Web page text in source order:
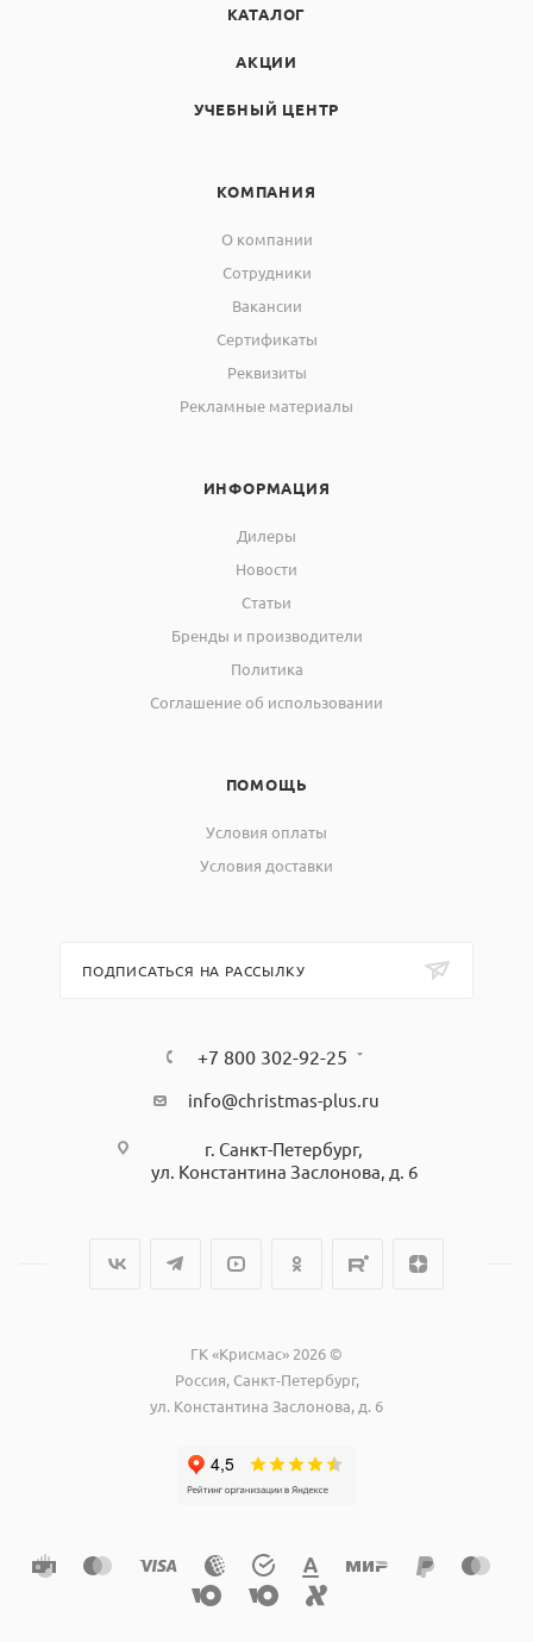
КАТАЛОГ
АКЦИИ
УЧЕБНЫЙ ЦЕНТР
КОМПАНИЯ
О компании
Сотрудники
Вакансии
Сертификаты
Реквизиты
Рекламные материалы
ИНФОРМАЦИЯ
Дилеры
Новости
Статьи
Бренды и производители
Политика
Соглашение об использовании
ПОМОЩЬ
Условия оплаты
Условия доставки
ПОДПИСАТЬСЯ НА РАССЫЛКУ
+7 800 302-92-25
info@christmas-plus.ru
г. Санкт-Петербург,
ул. Константина Заслонова, д. 6
ГК «Крисмас» 2026 ©
Россия, Санкт-Петербург,
ул. Константина Заслонова, д. 6